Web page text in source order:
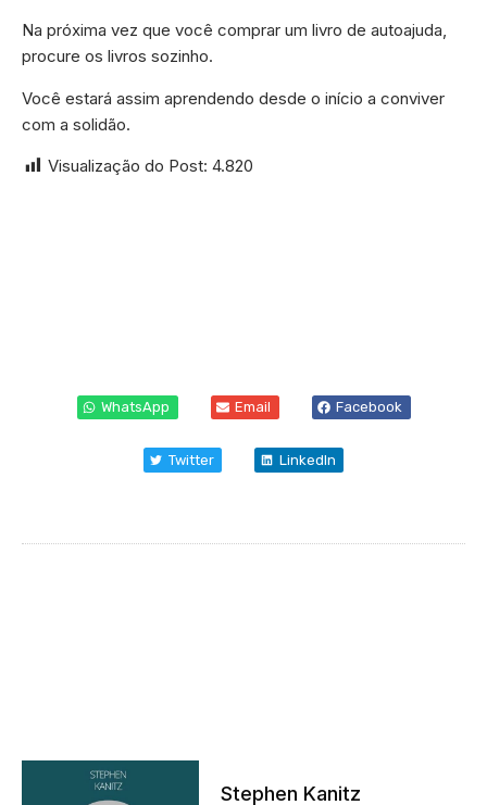
Na próxima vez que você comprar um livro de autoajuda,
procure os livros sozinho.
Você estará assim aprendendo desde o início a conviver
com a solidão.
Visualização do Post: 4.820
WhatsApp Email Facebook
Twitter LinkedIn
Stephen Kanitz